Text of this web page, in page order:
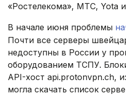
«Ростелекома», МТС, Yota
В начале июня проблемы
Почти все серверы
недоступны в России у
оборудованием ТСПУ.
API-хост api.protonvpn.ch,
могла скачать список